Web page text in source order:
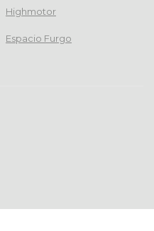
Highmotor
Espacio Furgo